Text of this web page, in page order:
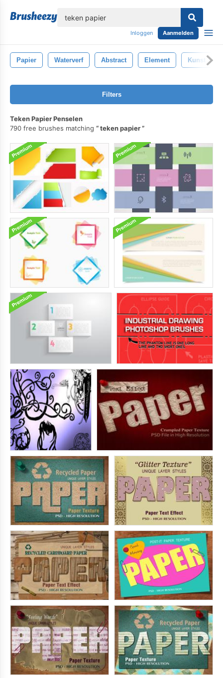
Inloggen Aanmelden
Papier Waterverf Abstract Element Kunst
Filters
Teken Papier Penselen
790 free brushes matching
teken papier